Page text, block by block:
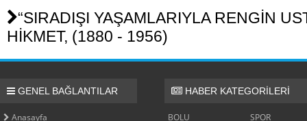
“SIRADIŞI YAŞAMLARIYLA RENGİN
HİKMET, (1880 - 1956)
GENEL BAĞLANTILAR
Anasayfa
HABER KATEGORİLERİ
BOLU
SPOR